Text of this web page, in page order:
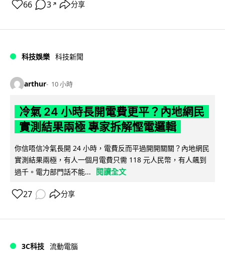
66 3 ↗ 分享
科技娛樂 科技新聞
arthur 10 小時
冷氣 24 小時長開電費更平？內地網民
實測結果兩極 專家拆解慳電邏輯
你信唔信冷氣長開 24 小時，電費反而平過開開關關？內地網民
實測結果兩極，有人一個月電費只需 118 元人民幣，有人飆到
過千。電力部門話不能...
閱讀全文
27 分享
3C科技 流動電腦